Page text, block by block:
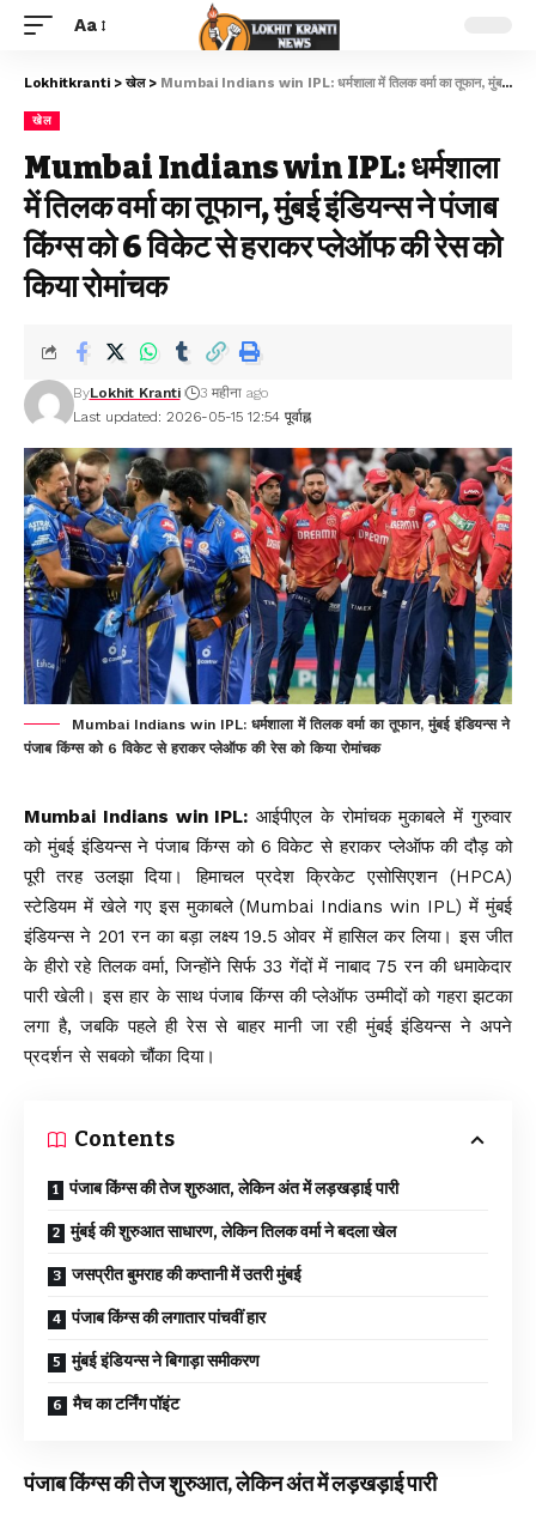
Aa
Lokhitkranti >खेल> Mumbai Indians win IPL: धर्मशाला में तिलक वर्मा का तूफान, मुंबई इंडियन्स ने पंजाब किंग्स को 6 विकेट से हराकर प्लेऑफ की रेस को किया रोमांचक
खेल
Mumbai Indians win IPL: धर्मशाला
में तिलक वर्मा का तूफान, मुंबई इंडियन्स ने पंजाब
किंग्स को 6 विकेट से हराकर प्लेऑफ की रेस को
किया रोमांचक
Last updated: 2026-05-15 12:54 पूर्वाह्न
ByLokhit Kranti 3 महीना ago
Mumbai Indians win IPL: धर्मशाला में तिलक वर्मा का तूफान, मुंबई इंडियन्स ने
पंजाब किंग्स को 6 विकेट से हराकर प्लेऑफ की रेस को किया रोमांचक
Mumbai Indians win IPL: आईपीएल के रोमांचक मुकाबले में गुरुवार
को मुंबई इंडियन्स ने पंजाब किंग्स को 6 विकेट से हराकर प्लेऑफ की दौड़ को
पूरी तरह उलझा दिया। हिमाचल प्रदेश क्रिकेट एसोसिएशन (HPCA)
स्टेडियम में खेले गए इस मुकाबले (Mumbai Indians win IPL) में मुंबई
इंडियन्स ने 201 रन का बड़ा लक्ष्य 19.5 ओवर में हासिल कर लिया। इस जीत
के हीरो रहे तिलक वर्मा, जिन्होंने सिर्फ 33 गेंदों में नाबाद 75 रन की धमाकेदार
पारी खेली। इस हार के साथ पंजाब किंग्स की प्लेऑफ उम्मीदों को गहरा झटका
लगा है, जबकि पहले ही रेस से बाहर मानी जा रही मुंबई इंडियन्स ने अपने
प्रदर्शन से सबको चौंका दिया।
Contents
पंजाब किंग्स की तेज शुरुआत, लेकिन अंत में लड़खड़ाई पारी
मुंबई की शुरुआत साधारण, लेकिन तिलक वर्मा ने बदला खेल
जसप्रीत बुमराह की कप्तानी में उतरी मुंबई
पंजाब किंग्स की लगातार पांचवीं हार
मुंबई इंडियन्स ने बिगाड़ा समीकरण
मैच का टर्निंग पॉइंट
पंजाब किंग्स की तेज शुरुआत, लेकिन अंत में लड़खड़ाई पारी